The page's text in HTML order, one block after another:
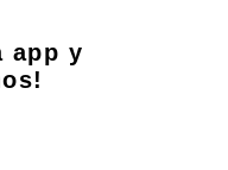
app y